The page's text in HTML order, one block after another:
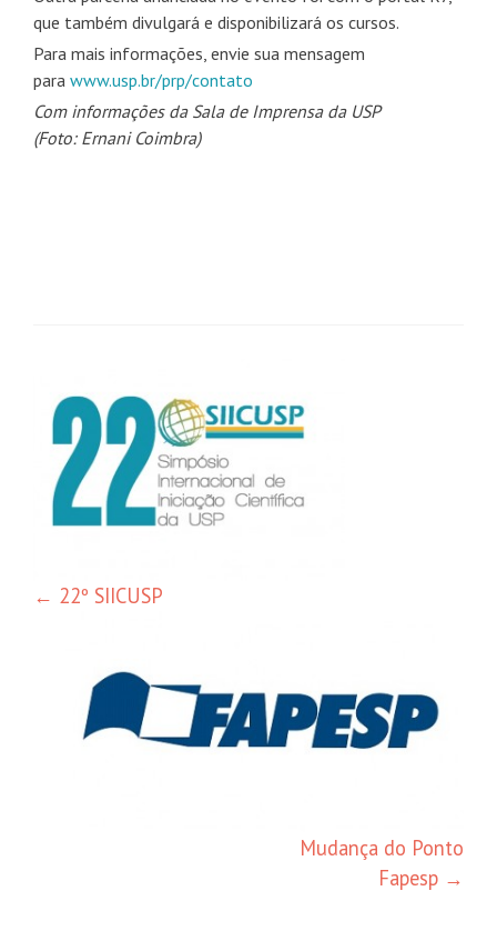
que também divulgará e disponibilizará os cursos.
Para mais informações, envie sua mensagem
para www.usp.br/prp/contato
Com informações da Sala de Imprensa da USP
(Foto: Ernani Coimbra)
de
posts
← 22º SIICUSP
Mudança do Ponto
Fapesp →